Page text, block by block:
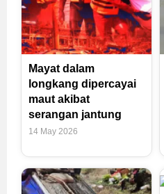
Mayat dalam
longkang dipercayai
maut akibat
serangan jantung
14 May 2026